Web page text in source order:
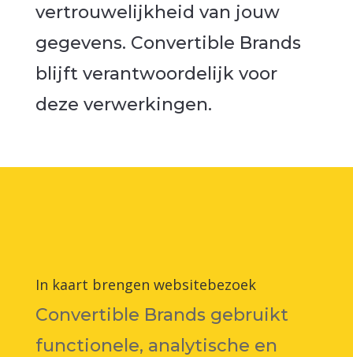
vertrouwelijkheid van jouw
gegevens. Convertible Brands
blijft verantwoordelijk voor
deze verwerkingen.
In kaart brengen websitebezoek
Convertible Brands gebruikt
functionele, analytische en